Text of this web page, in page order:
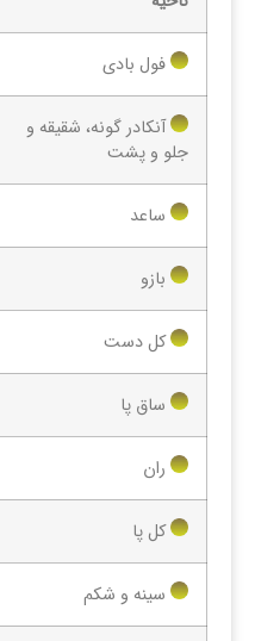
فول بادی
آنکادر گونه، شقیقه و
جلو و پشت
ساعد
بازو
کل دست
ساق پا
ران
کل پا
سینه و شکم